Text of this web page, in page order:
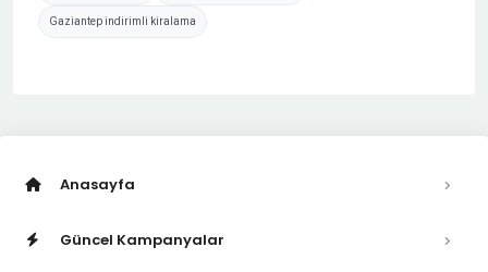
Gaziantep indirimli kiralama
Anasayfa
Güncel Kampanyalar